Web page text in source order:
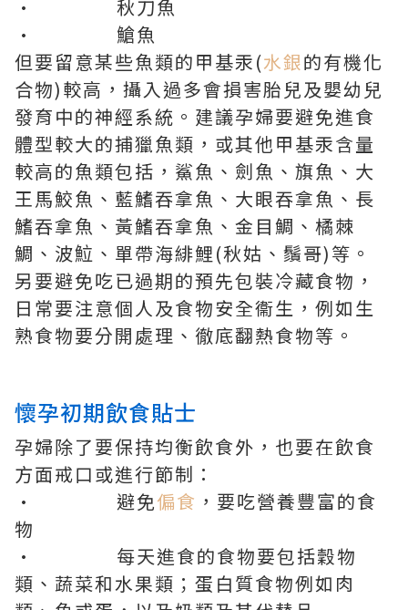
• 秋刀魚
• 䱽魚
但要留意某些魚類的甲基汞(水銀的有機化
合物)較高，攝入過多會損害胎兒及嬰幼兒
發育中的神經系統。建議孕婦要避免進食
體型較大的捕獵魚類，或其他甲基汞含量
較高的魚類包括，鯊魚、劍魚、旗魚、大
王馬鮫魚、藍鰭吞拿魚、大眼吞拿魚、長
鰭吞拿魚、黃鰭吞拿魚、金目鯛、橘棘
鯛、波𩶘、單帶海緋鯉(秋姑、鬚哥)等。
另要避免吃已過期的預先包裝冷藏食物，
日常要注意個人及食物安全衞生，例如生
熟食物要分開處理、徹底翻熱食物等。
懷孕初期飲食貼士
孕婦除了要保持均衡飲食外，也要在飲食
方面戒口或進行節制：
• 避免偏食 ，要吃營養豐富的食
物
• 每天進食的食物要包括穀物
類、蔬菜和水果類；蛋白質食物例如肉